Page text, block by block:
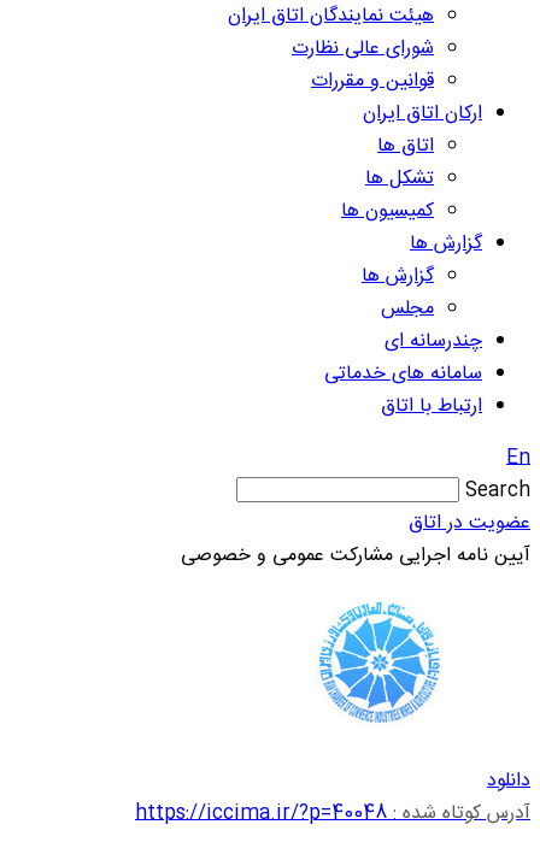
هیئت نمایندگان اتاق ایران
شورای عالی نظارت
قوانین و مقررات
ارکان اتاق ایران
اتاق ها
تشکل ها
کمیسیون ها
گزارش ها
گزارش ها
مجلس
چندرسانه ای
سامانه های خدماتی
ارتباط با اتاق
En
Search
عضویت در اتاق
آیین نامه اجرایی مشارکت عمومی و خصوصی
دانلود
آدرس کوتاه شده :https://iccima.ir/?p=40048